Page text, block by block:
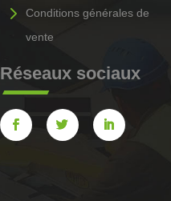
5
Conditions générales de
vente
Réseaux sociaux